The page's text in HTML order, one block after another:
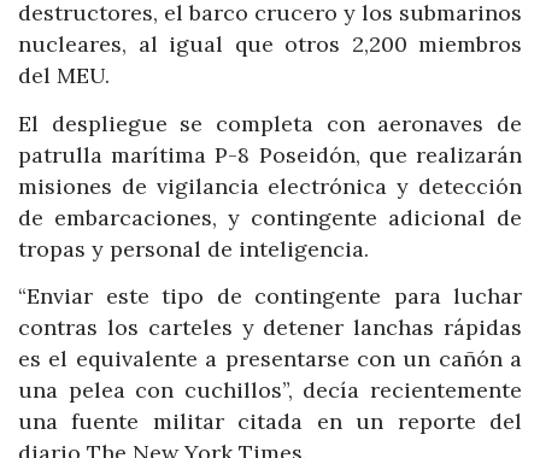
destructores, el barco crucero y los submarinos
nucleares, al igual que otros 2,200 miembros
del MEU.
El despliegue se completa con aeronaves de
patrulla marítima P-8 Poseidón, que realizarán
misiones de vigilancia electrónica y detección
de embarcaciones, y contingente adicional de
tropas y personal de inteligencia.
“Enviar este tipo de contingente para luchar
contras los carteles y detener lanchas rápidas
es el equivalente a presentarse con un cañón a
una pelea con cuchillos”, decía recientemente
una fuente militar citada en un reporte del